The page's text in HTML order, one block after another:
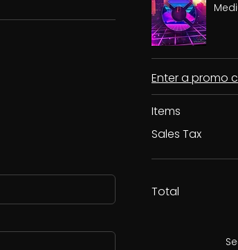
Enter a promo
Items
Sales Tax
Total